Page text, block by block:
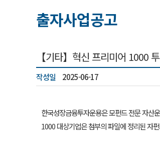
출자사업공고
【기타】혁신 프리미어 1000
작성일 2025-06-17
한국성장금융투자운용은 모펀드 전문 자산
1000 대상기업은 첨부의 파일에 정리된 자